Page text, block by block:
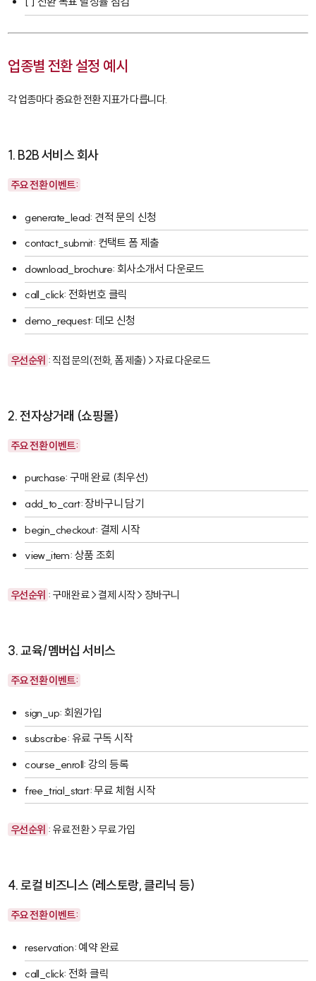
업종별 전환 설정 예시
각 업종마다 중요한 전환 지표가 다릅니다.
1. B2B 서비스 회사
주요 전환 이벤트:
generate_lead: 견적 문의 신청
contact_submit: 컨택트 폼 제출
download_brochure: 회사소개서 다운로드
call_click: 전화번호 클릭
demo_request: 데모 신청
우선순위 : 직접 문의(전화, 폼 제출) > 자료 다운로드
2. 전자상거래 (쇼핑몰)
주요 전환 이벤트:
purchase: 구매 완료 (최우선)
add_to_cart: 장바구니 담기
begin_checkout: 결제 시작
view_item: 상품 조회
우선순위 : 구매 완료 > 결제 시작 > 장바구니
3. 교육/멤버십 서비스
주요 전환 이벤트:
sign_up: 회원가입
subscribe: 유료 구독 시작
course_enroll: 강의 등록
free_trial_start: 무료 체험 시작
우선순위 : 유료 전환 > 무료 가입
4. 로컬 비즈니스 (레스토랑, 클리닉 등)
주요 전환 이벤트:
reservation: 예약 완료
call_click: 전화 클릭